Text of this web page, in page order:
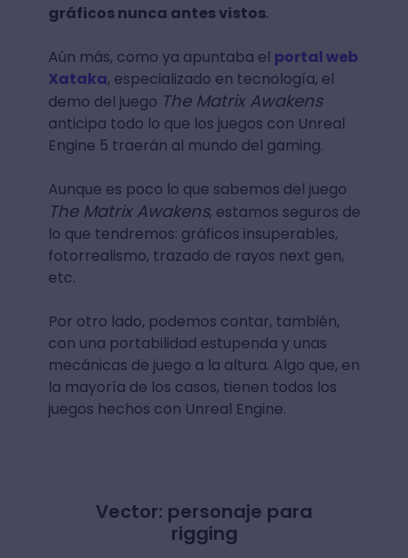
gráficos nunca antes vistos.
Aún más, como ya apuntaba el portal web
Xataka, especializado en tecnología, el
demo del juego The Matrix Awakens
anticipa todo lo que los juegos con Unreal
Engine 5 traerán al mundo del gaming.
Aunque es poco lo que sabemos del juego
The Matrix Awakens, estamos seguros de
lo que tendremos: gráficos insuperables,
fotorrealismo, trazado de rayos next gen,
etc.
Por otro lado, podemos contar, también,
con una portabilidad estupenda y unas
mecánicas de juego a la altura. Algo que, en
la mayoría de los casos, tienen todos los
juegos hechos con Unreal Engine.
Vector: personaje para
rigging